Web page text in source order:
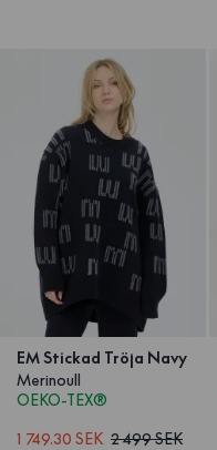
EM Stickad Tröja Navy
Merinoull
OEKO-TEX®
1 749.30 SEK 2 499 SEK